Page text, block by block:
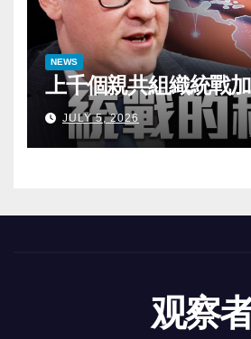
NEWS
上千個親共組織統戰
JULY 5, 2026
观察